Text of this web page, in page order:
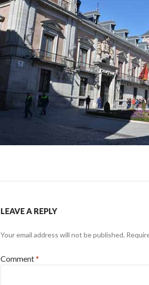
LEAVE A REPLY
Your email address will not be published.
Comment*